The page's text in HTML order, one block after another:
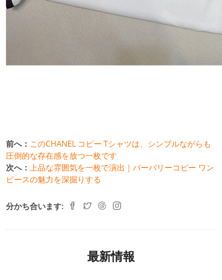
前へ： このCHANEL コピー Tシャツは、シンプルながらも
圧倒的な存在感を放つ一枚です
次へ： 上品な雰囲気を一枚で演出｜バーバリーコピー ワン
ピースの魅力を深掘りする
分かち合います:
最新情報